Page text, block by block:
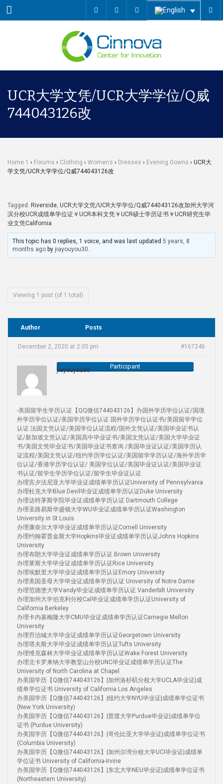
Menu
UCR大学文凭/UCR大学学位/Q威
744043126改
Home 1 › Forums › Clothing › Women’s › Dresses › Evening Gowns › UCR大
学文凭/UCR大学学位/Q威744043126改
Tagged: Riverside, UCR大学文凭/UCR大学学位/Q威744043126改加州大学河
滨分校UCR成绩单学位证￥UCR本科文凭￥UCR硕士学历证书￥UCR研究生毕
业文凭California
This topic has 0 replies, 1 voice, and was last updated5 years, 8
months ago by jiayouyou30.
Viewing 1 post (of 1 total)
Author Posts
December 2, 2020 at 2:05 pm #167246
jiayouyou30 Participant
-美国留学生学历认证【QQ微信744043126】办国外学历学位认证/国境
外学历学位认证/美国学历学位认证 国外学历学位认证书/美国留学学位
认证 法国文凭认证/美国学位认证流程/国外文凭认证/美国毕业证书认
证/新加坡文凭认证/美国高中毕业证书/美国文凭认证/美国大学毕业证
书/美国文凭毕业证书/美国毕业证书查询 /美国毕业证认证/美国学历认
证流程/美国文凭认证/纽约学历学位认证/美国留学学历认证/海外学历学
位认证/香港学历学位认证/ 美国学位认证/美国毕业证认证/美国毕业证
书认证/留学生学历学位认证/留学生毕业证认证
办理宾夕法尼亚大学毕业证成绩单学历认证University of Pennsylvania
办理杜克大学Blue Devil毕业证成绩单学历认证Duke University
办理达特茅斯学院毕业证成绩单学历认证 Dartmouth College
办理圣路易斯华盛顿大学WU毕业证成绩单学历认证Washington
University in St Louis
办理康奈尔大学毕业证成绩单学历认证Cornell University
办理约翰霍普金斯大学Hopkins毕业证成绩单学历认证Johns Hopkins
University
办理布朗大学毕业证成绩单学历认证 Brown University
办理莱斯大学毕业证成绩单学历认证Rice University
办理埃默里大学毕业证成绩单学历认证Emory University
办理美国圣母大学毕业证成绩单学历认证 University of Notre Dame
办理范德堡大学Vandy毕业证成绩单学历认证 Vanderbilt University
办理加州大学伯克利分校Cal毕业证成绩单学历认证University of
California Berkeley
办理卡内基梅隆大学CMU毕业证成绩单学历认证Carnegie Mellon
University
办理乔治城大学毕业证成绩单学历认证Georgetown University
办理塔夫斯大学毕业证成绩单学历认证Tufts University
办理维克森林大学毕业证成绩单学历认证Wake Forest University
办理北卡罗来纳大学教堂山分校UNC毕业证成绩单学历认证The
University of North Carolina at Chapel
办美国学历【Q微信744043126】|加州洛杉矶分校大学UCLA毕业证|成
绩单学位证书 University of California Los Angeles
办美国学历【Q微信744043126】|纽约大学NYU毕业证|成绩单学位证书
(New York University)
办美国学历【Q微信744043126】|普渡大学Purdue毕业证|成绩单学位
证书 (Purdue University)
办美国学历【Q微信744043126】|哥伦比亚大学毕业证|成绩单学位证书
(Columbia University)
办美国学历【Q微信744043126】|加州尔湾分校大学UCI毕业证|成绩单
学位证书 University of California-Irvine
办美国学历【Q微信744043126】|东北大学NEU毕业证|成绩单学位证书
(Northeastern University)